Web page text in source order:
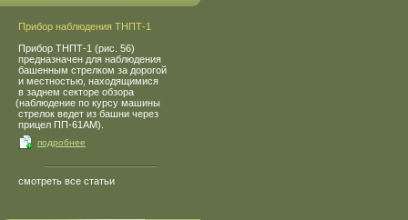
Прибор наблюдения ТНПТ-1
Прибор ТНПТ-1 (рис. 56)
предназначен для наблюдения
башенным стрелком за дорогой
и местностью, находящимися
в заднем секторе обзора
(наблюдение по курсу машины
стрелок ведет из башни через
прицел ПП-61АМ).
подробнее
смотреть все статьи